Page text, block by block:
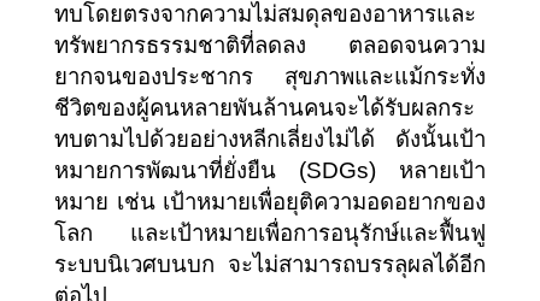
ทบโดยตรงจากความไม่สมดุลของอาหารและ
ทรัพยากรธรรมชาติที่ลดลง ตลอดจนความ
ยากจนของประชากร สุขภาพและแม้กระทั่ง
ชีวิตของผู้คนหลายพันล้านคนจะได้รับผลกระ
ทบตามไปด้วยอย่างหลีกเลี่ยงไม่ได้ ดังนั้นเป้า
หมายการพัฒนาที่ยั่งยืน (SDGs) หลายเป้า
หมาย เช่น เป้าหมายเพื่อยุติความอดอยากของ
โลก และเป้าหมายเพื่อการอนุรักษ์และฟื้นฟู
ระบบนิเวศบนบก จะไม่สามารถบรรลุผลได้อีก